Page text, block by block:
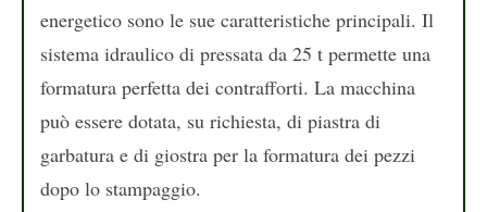
energetico sono le sue caratteristiche principali. Il
sistema idraulico di pressata da 25 t permette una
formatura perfetta dei contrafforti. La macchina
può essere dotata, su richiesta, di piastra di
garbatura e di giostra per la formatura dei pezzi
dopo lo stampaggio.